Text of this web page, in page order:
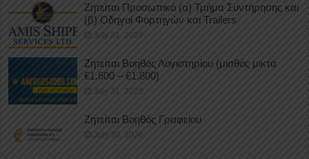
Ζητείται Προσωπικό (α) Τμήμα Συντήρησης και
(β) Οδηγοί Φορτηγών και Trailers
July 31, 2026
Ζητείται Βοηθός Λογιστηρίου (μισθός μικτά
€1.600 – €1.800)
July 31, 2026
Ζητείται Βοηθός Γραφείου
July 30, 2026